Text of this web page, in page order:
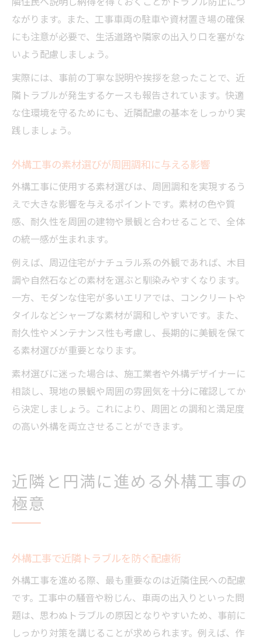
隣住民へ説明し納得を得ておくことがトラブル防止につ
ながります。また、工事車両の駐車や資材置き場の確保
にも注意が必要で、生活道路や隣家の出入り口を塞がな
いよう配慮しましょう。
実際には、事前の丁寧な説明や挨拶を怠ったことで、近
隣トラブルが発生するケースも報告されています。快適
な住環境を守るためにも、近隣配慮の基本をしっかり実
践しましょう。
外構工事の素材選びが周囲調和に与える影響
外構工事に使用する素材選びは、周囲調和を実現するう
えで大きな影響を与えるポイントです。素材の色や質
感、耐久性を周囲の建物や景観と合わせることで、全体
の統一感が生まれます。
例えば、周辺住宅がナチュラル系の外観であれば、木目
調や自然石などの素材を選ぶと馴染みやすくなります。
一方、モダンな住宅が多いエリアでは、コンクリートや
タイルなどシャープな素材が調和しやすいです。また、
耐久性やメンテナンス性も考慮し、長期的に美観を保て
る素材選びが重要となります。
素材選びに迷った場合は、施工業者や外構デザイナーに
相談し、現地の景観や周囲の雰囲気を十分に確認してか
ら決定しましょう。これにより、周囲との調和と満足度
の高い外構を両立させることができます。
近隣と円満に進める外構工事の
極意
外構工事で近隣トラブルを防ぐ配慮術
外構工事を進める際、最も重要なのは近隣住民への配慮
です。工事中の騒音や粉じん、車両の出入りといった問
題は、思わぬトラブルの原因となりやすいため、事前に
しっかり対策を講じることが求められます。例えば、作